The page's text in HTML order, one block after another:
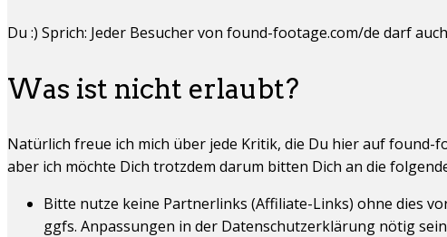
Du :) Sprich: Jeder Besucher von found-footage.com/de darf
Was ist nicht erlaubt?
Natürlich freue ich mich über jede Kritik, die Du hier auf found-
aber ich möchte Dich trotzdem darum bitten Dich an die
Bitte nutze keine Partnerlinks (Affiliate-Links) ohne dies
ggfs. Anpassungen in der Datenschutzerklärung nötig